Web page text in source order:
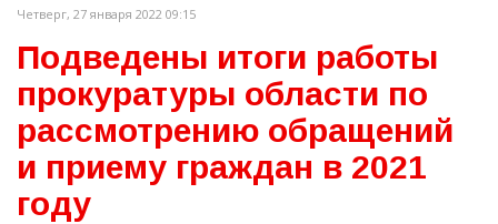
Четверг, 27 января 2022 09:15
Подведены итоги работы
прокуратуры области по
рассмотрению обращений
и приему граждан в 2021
году